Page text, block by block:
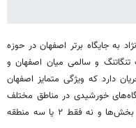
به جایگاه برتر اصفهان در حوزه
تنگاتنگ و سالمی میان اصفهان و
دارد که ویژگی متمایز اصفهان
خورشیدی در مناطق مختلف
استان و توزیع بار تولید انرژی پاک بین تمامی بخش‌ها و نه فقط ۲ یا سه منطقه